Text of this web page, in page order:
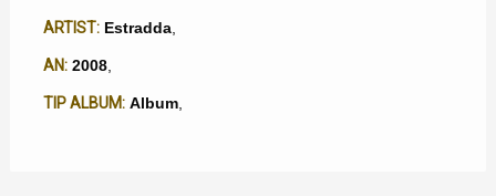
ARTIST: Estradda,
AN: 2008,
TIP ALBUM: Album,